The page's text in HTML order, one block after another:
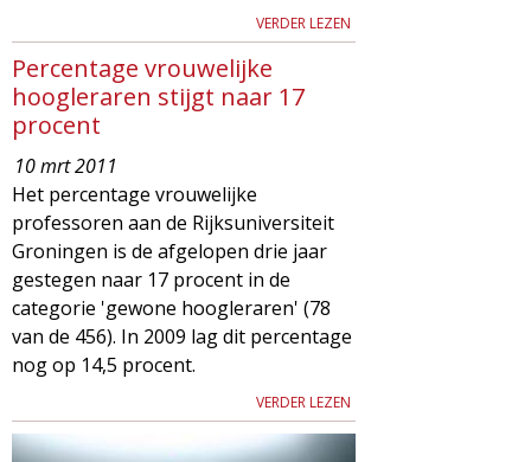
VERDER LEZEN
Percentage vrouwelijke
hoogleraren stijgt naar 17
procent
10 mrt 2011
Het percentage vrouwelijke
professoren aan de Rijksuniversiteit
Groningen is de afgelopen drie jaar
gestegen naar 17 procent in de
categorie 'gewone hoogleraren' (78
van de 456). In 2009 lag dit percentage
nog op 14,5 procent.
VERDER LEZEN